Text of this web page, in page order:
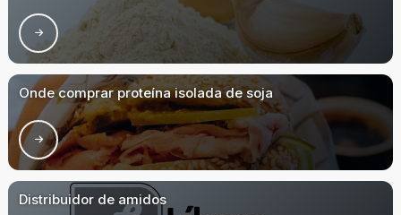
Onde comprar proteína isolada de soja
Distribuidor de amidos